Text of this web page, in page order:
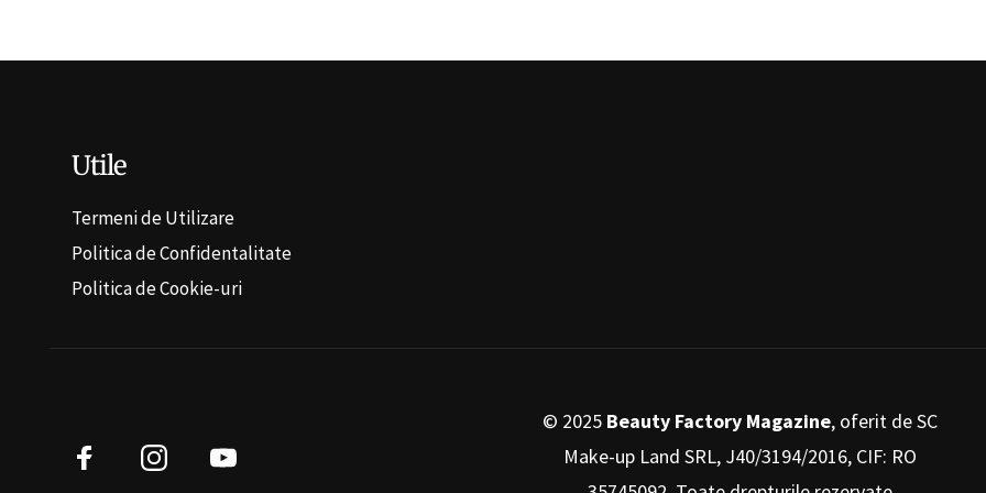
Utile
Termeni de Utilizare
Politica de Confidentalitate
Politica de Cookie-uri
© 2025 Beauty Factory Magazine, oferit de SC
Make-up Land SRL, J40/3194/2016, CIF: RO